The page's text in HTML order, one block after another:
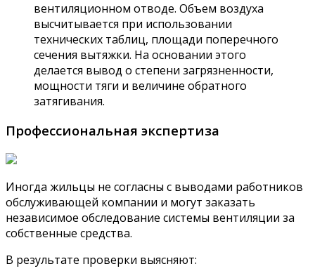
вентиляционном отводе. Объем воздуха
высчитывается при использовании
технических таблиц, площади поперечного
сечения вытяжки. На основании этого
делается вывод о степени загрязненности,
мощности тяги и величине обратного
затягивания.
Профессиональная экспертиза
Иногда жильцы не согласны с выводами работников
обслуживающей компании и могут заказать
независимое обследование системы вентиляции за
собственные средства.
В результате проверки выясняют: